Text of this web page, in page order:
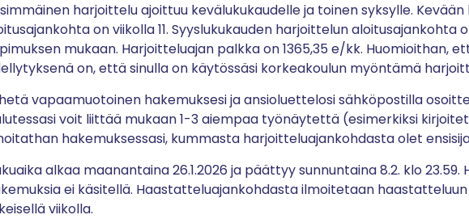
harjoittelu ajoittuu kevälukukaudelle ja toinen syksylle.
onviikolla 11. Syyslukukauden harjoittelun aloitusajankohta
mukaan. Harjoitteluajan palkka on 1365,35 e/kk. Huomioithan,
on, että sinulla on käytössäsi korkeakoulun myöntämä
vapaamuotoinen hakemuksesi ja ansioluettelosi sähköpostilla
voit liittää mukaan 1-3 aiempaa työnäytettä (esimerkiksi
hakemuksessasi, kummasta harjoitteluajankohdasta olet
alkaa maanantaina 26.1.2026 ja päättyy sunnuntaina 8.2. klo 23.59.
ei käsitellä. Haastatteluajankohdasta ilmoitetaan
viikolla.